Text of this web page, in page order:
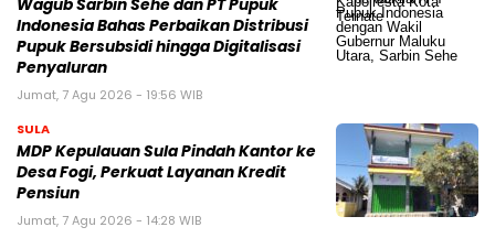
Wagub Sarbin Sehe dan PT Pupuk
Indonesia Bahas Perbaikan Distribusi
Pupuk Bersubsidi hingga Digitalisasi
Penyaluran
Jumat, 7 Agu 2026 - 19:56 WIB
SULA
MDP Kepulauan Sula Pindah Kantor ke
Desa Fogi, Perkuat Layanan Kredit
Pensiun
Jumat, 7 Agu 2026 - 14:28 WIB